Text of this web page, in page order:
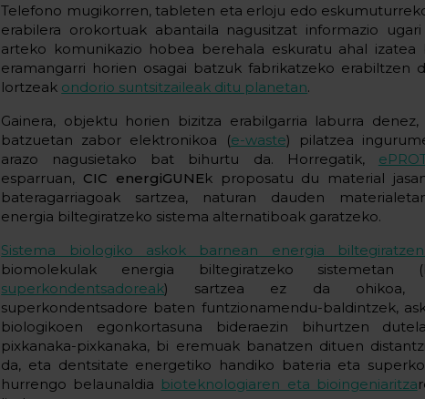
Telefono mugikorren, tableten eta erloju edo
erabilera orokortuak abantaila nagusitzat informazio
arteko komunikazio hobea berehala eskuratu ahal izatea
eramangarri horien osagai batzuk fabrikatzeko erabiltzen
lortzeak ondorio suntsitzaileak ditu planetan.
Gainera, objektu horien bizitza erabilgarria laburra
batzuetan zabor elektronikoa (e-waste) pilatzea
arazo nagusietako bat bihurtu da. Horregatik,
esparruan, CIC energiGUNEk proposatu du material
bateragarriagoak sartzea, naturan dauden
energia biltegiratzeko sistema alternatiboak garatzeko.
Sistema biologiko askok barnean energia
biomolekulak energia biltegiratzeko sistemetan
superkondentsadoreak) sartzea ez da ohikoa,
superkondentsadore baten funtzionamendu-baldintzek,
biologikoen egonkortasuna bideraezin bihurtzen
pixkanaka-pixkanaka, bi eremuak banatzen dituen
da, eta dentsitate energetiko handiko bateria eta
hurrengo belaunaldia bioteknologiaren eta bioingeniaritza